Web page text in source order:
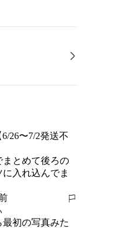
6/26〜7/2発送不
まとめて後ろの
に入れ込んでま
最初の写真みた